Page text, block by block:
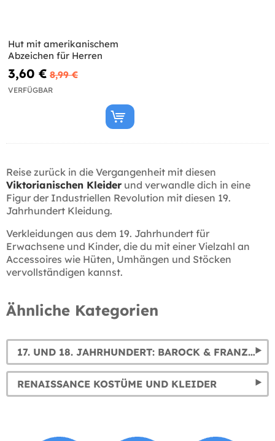
Hut mit amerikanischem
Abzeichen für Herren
3,60 € 8,99 €
VERFÜGBAR
Reise zurück in die Vergangenheit mit diesen
Viktorianischen Kleider und verwandle dich in eine
Figur der Industriellen Revolution mit diesen 19.
Jahrhundert Kleidung.
Verkleidungen aus dem 19. Jahrhundert für
Erwachsene und Kinder, die du mit einer Vielzahl an
Accessoires wie Hüten, Umhängen und Stöcken
vervollständigen kannst.
Ähnliche Kategorien
17. UND 18. JAHRHUNDERT: BAROCK & FRANZÖSISCHE REVOLUTION KOSTÜME
RENAISSANCE KOSTÜME UND KLEIDER